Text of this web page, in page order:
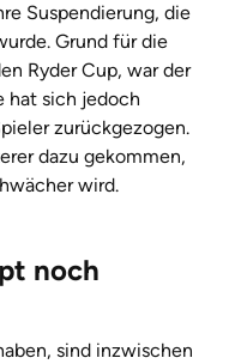
Suspendierung, die
Grund für die
Ryder Cup, war der
hat sich jedoch
zurückgezogen.
dazu gekommen,
wird.
noch
sind inzwischen